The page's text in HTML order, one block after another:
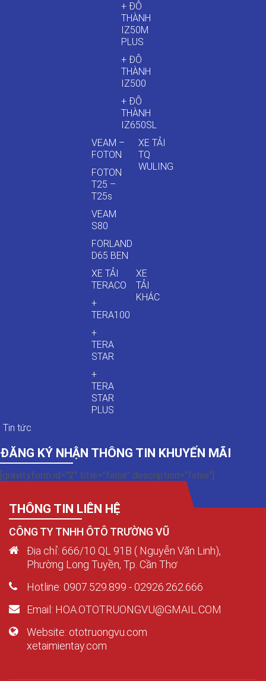
+ ĐÔ
THÀNH
IZ50M
PLUS
+ ĐÔ
THÀNH
IZ500
+ ĐÔ
THÀNH
IZ650SL
VEAM –
FOTON
FOTON
T25 –
T25s
VEAM
S80
FORLAND
D65 BEN
XE TẢI
TQ
WULING
XE TẢI
TERACO
+
TERA100
+
TERA
STAR
+
TERA
STAR
PLUS
XE
TẢI
KHÁC
Tin tức
ĐĂNG KÝ NHẬN THÔNG TIN KHUYẾN MÃI
[gravityform id="2" title="false" description="false"]
THÔNG TIN LIÊN HỆ
CÔNG TY TNHH ÔTÔ TRƯỜNG VŨ
Địa chỉ: 666/10 QL 91B ( Nguyễn Văn Linh),
Phường Long Tuyền, Tp. Cần Thơ
Hotline: 0907.529.899 - 02926.262.666
Email: HOA.OTOTRUONGVU@GMAIL.COM
Website: ototruongvu.com
xetaimientay.com